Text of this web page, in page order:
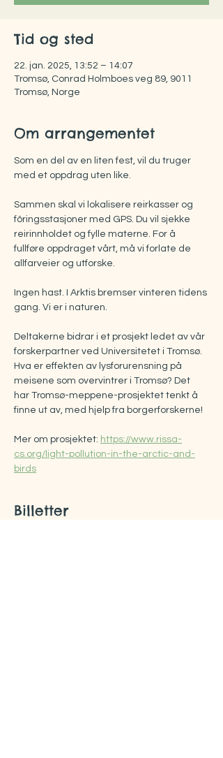
Tid og sted
22. jan. 2025, 13:52 – 14:07
Tromsø, Conrad Holmboes veg 89, 9011
Tromsø, Norge
Om arrangementet
Som en del av en liten fest, vil du truger
med et oppdrag uten like.
Sammen skal vi lokalisere reirkasser og
fôringsstasjoner med GPS. Du vil sjekke
reirinnholdet og fylle materne. For å
fullføre oppdraget vårt, må vi forlate de
allfarveier og utforske.
Ingen hast. I Arktis bremser vinteren tidens
gang. Vi er i naturen.
Deltakerne bidrar i et prosjekt ledet av vår
forskerpartner ved Universitetet i Tromsø.
Hva er effekten av lysforurensning på
meisene som overvintrer i Tromsø? Det
har Tromsø-meppene-prosjektet tenkt å
finne ut av, med hjelp fra borgerforskerne!
Mer om prosjektet: https://www.rissa-
cs.org/light-pollution-in-the-arctic-and-
birds
Billetter